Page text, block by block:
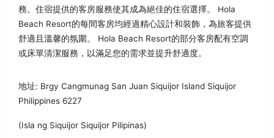
務。住宿提供的客房服務使其成為絕佳的住宿選擇。 Hola
Beach Resort的每間客房均經過精心設計和裝飾，為旅客提供
舒適且溫馨的氛圍。 Hola Beach Resort的部分客房配有空調
或床單清潔服務，以滿足您的需求並提升舒適度。
地址: Brgy Cangmunag San Juan Siquijor Island Siquijor
Philippines 6227
(Isla ng Siquijor Siquijor Pilipinas)